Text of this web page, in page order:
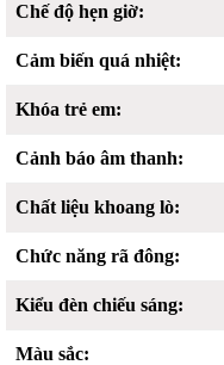
Chế độ hẹn giờ:
Cảm biến quá nhiệt:
Khóa trẻ em:
Cảnh báo âm thanh:
Chất liệu khoang lò:
Chức năng rã đông:
Kiểu đèn chiếu sáng:
Màu sắc: